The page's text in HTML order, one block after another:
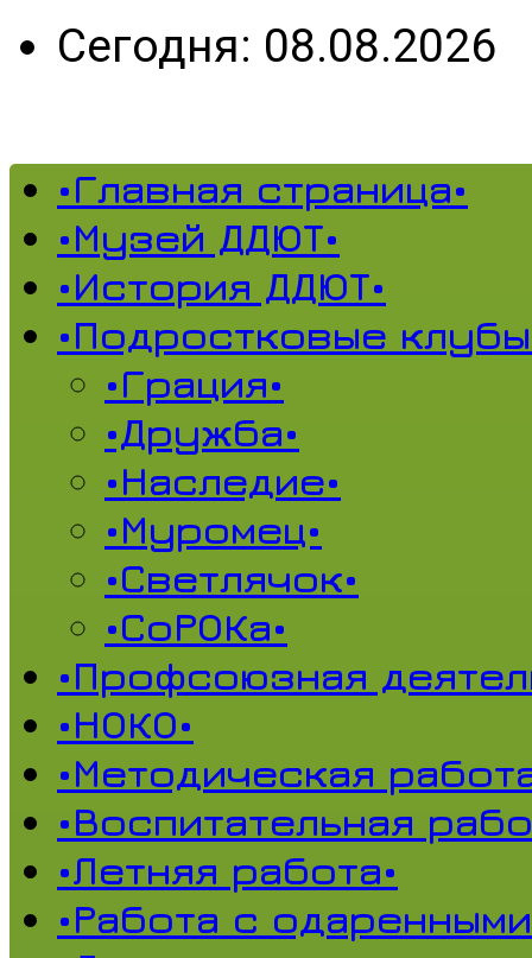
Сегодня: 08.08.2026
•Главная страница•
•Музей ДДЮТ•
•История ДДЮТ•
•Подростковые
•Грация•
•Дружба•
•Наследие•
•Муромец•
•Светлячок•
•СоРОКа•
•Профсоюзная
•НОКО•
•Методическая
•Воспитательная
•Летняя работа•
•Работа с